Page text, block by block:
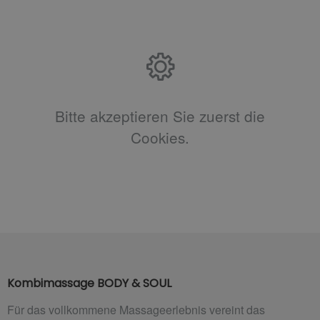
Bitte akzeptieren Sie zuerst die
Cookies.
Kombimassage BODY & SOUL
Für das vollkommene Massageerlebnis vereint das